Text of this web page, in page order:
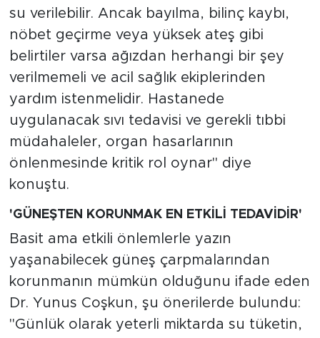
su verilebilir. Ancak bayılma, bilinç kaybı,
nöbet geçirme veya yüksek ateş gibi
belirtiler varsa ağızdan herhangi bir şey
verilmemeli ve acil sağlık ekiplerinden
yardım istenmelidir. Hastanede
uygulanacak sıvı tedavisi ve gerekli tıbbi
müdahaleler, organ hasarlarının
önlenmesinde kritik rol oynar" diye
konuştu.
'GÜNEŞTEN KORUNMAK EN ETKİLİ TEDAVİDİR'
Basit ama etkili önlemlerle yazın
yaşanabilecek güneş çarpmalarından
korunmanın mümkün olduğunu ifade eden
Dr. Yunus Coşkun, şu önerilerde bulundu:
"Günlük olarak yeterli miktarda su tüketin,